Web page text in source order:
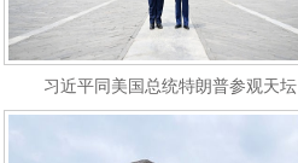
习近平同美国总统特朗普参观天坛